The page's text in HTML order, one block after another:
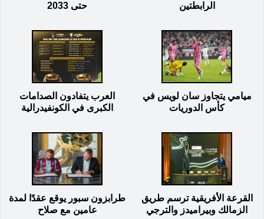
الرابطتين
حتى 2033
ميامي يتجاوز سان لويس في
كأس الدوريات
العرب يتفادون الصدامات
الكبرى في الكونفيدرالية
القرعة الأفريقية ترسم طريق
الزمالك وبيراميدز والترجي
طرابزون سبور يوقع عقدًا لمدة
عامين مع صلاح